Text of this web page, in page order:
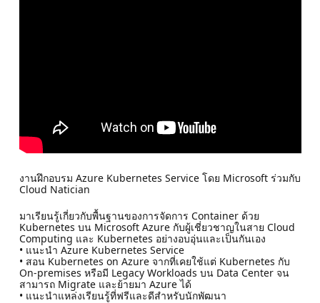
งานฝึกอบรม Azure Kubernetes Service โดย Microsoft ร่วมกับ
Cloud Natician
มาเรียนรู้เกี่ยวกับพื้นฐานของการจัดการ Container ด้วย
Kubernetes บน Microsoft Azure กับผู้เชี่ยวชาญในสาย Cloud
Computing และ Kubernetes อย่างอบอุ่นและเป็นกันเอง
• แนะนำ Azure Kubernetes Service
• สอน Kubernetes on Azure จากที่เคยใช้แต่ Kubernetes กับ
On-premises หรือมี Legacy Workloads บน Data Center จน
สามารถ Migrate และย้ายมา Azure ได้
• แนะนำแหล่งเรียนรู้ที่ฟรีและดีสำหรับนักพัฒนา